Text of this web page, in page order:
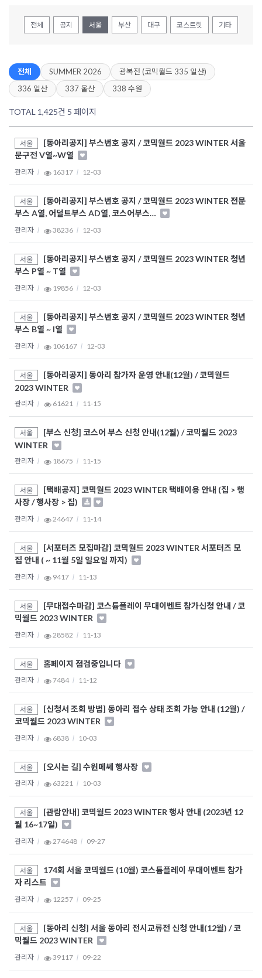
전체 공지 서울 부산 대구 코스트릿 기타
전체 SUMMER 2026
광복전 (코믹월드 335 일산)
336 일산
337 울산 338 수원
TOTAL 1,425건 5 페이지
서울
[동아리공지] 부스번호 공지 / 코믹월드 2023 WINTER 서울
문구전 V열~W열
관리자 16317 12-03
서울
[동아리공지] 부스번호 공지 / 코믹월드 2023 WINTER 전문
부스 A열, 어덜트부스 AD열, 코스어부스…
관리자 38236 12-03
서울
[동아리공지] 부스번호 공지 / 코믹월드 2023 WINTER 청년
부스 P열 ~ T열
관리자 19856 12-03
서울
[동아리공지] 부스번호 공지 / 코믹월드 2023 WINTER 청년
부스 B열 ~ I열
관리자 106167 12-03
서울
[동아리공지] 동아리 참가자 운영 안내(12월) / 코믹월드
2023 WINTER
관리자 61621 11-15
서울
[부스 신청] 코스어 부스 신청 안내(12월) / 코믹월드 2023
WINTER
관리자 18675 11-15
서울
[택배공지] 코믹월드 2023 WINTER 택배이용 안내 (집 > 행
사장 / 행사장 > 집)
관리자 24647 11-14
서울
[서포터즈 모집마감] 코믹월드 2023 WINTER 서포터즈 모
집 안내 ( ~ 11월 5일 일요일 까지)
관리자 9417 11-13
서울
[무대접수마감] 코스튬플레이 무대이벤트 참가신청 안내 / 코
믹월드 2023 WINTER
관리자 28582 11-13
서울 홈페이지 점검중입니다
관리자 7484 11-12
서울
[신청서 조회 방법] 동아리 접수 상태 조회 가능 안내 (12월) /
코믹월드 2023 WINTER
관리자 6838 10-03
서울 [오시는 길] 수원메쎄 행사장
관리자 63221 10-03
서울
[관람안내] 코믹월드 2023 WINTER 행사 안내 (2023년 12
월 16~17일)
관리자 274648 09-27
서울
174회 서울 코믹월드 (10월) 코스튬플레이 무대이벤트 참가
자 리스트
관리자 12257 09-25
서울
[동아리 신청] 서울 동아리 전시교류전 신청 안내(12월) / 코
믹월드 2023 WINTER
관리자 39117 09-22